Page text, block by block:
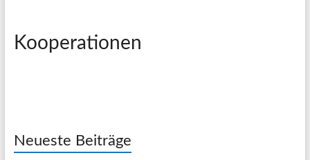
Kooperationen
Neueste Beiträge